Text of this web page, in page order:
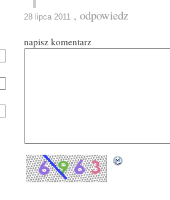
28 lipca 2011 , odpowiedz
napisz komentarz